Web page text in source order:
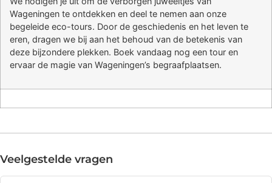
Wageningen te ontdekken en deel te nemen aan onze
begeleide eco-tours. Door de geschiedenis en het leven te
eren, dragen we bij aan het behoud van de betekenis van
deze bijzondere plekken. Boek vandaag nog een tour en
ervaar de magie van Wageningen’s begraafplaatsen.
Veelgestelde vragen